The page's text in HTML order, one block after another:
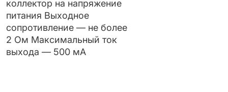
коллектор на напряжение
питания Выходное
сопротивление — не более
2 Ом Максимальный ток
выхода — 500 мА